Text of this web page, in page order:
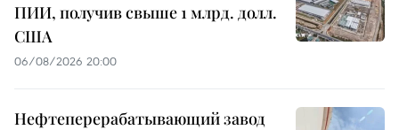
ПИИ, получив свыше 1 млрд. долл.
США
06/08/2026 20:00
Нефтеперерабатывающий завод